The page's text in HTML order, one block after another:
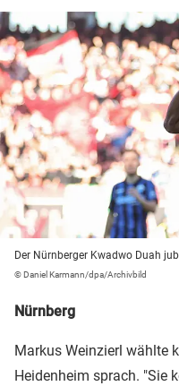
Der Nürnberger Kwadwo Duah
© Daniel Karmann/dpa/Archivbild
Nürnberg
Markus Weinzierl wählte
Heidenheim sprach. "Sie